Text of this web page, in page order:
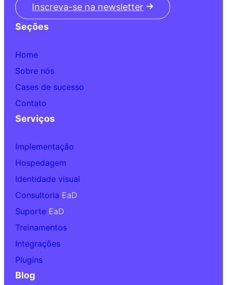
Inscreva-se na newsletter
Seções
Home
Sobre nós
Cases de sucesso
Contato
Serviços
Implementação
Hospedagem
Identidade visual
Consultoria EaD
Suporte EaD
Treinamentos
Integrações
Plugins
Blog